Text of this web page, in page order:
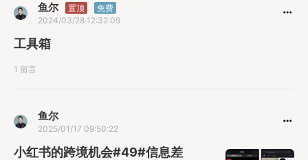
鱼尔 置顶
免费
2024/03/28 12:32:09
工具箱
1 留言
鱼尔
2025/01/17 09:50:22
小红书的跨境机会#49#信息差